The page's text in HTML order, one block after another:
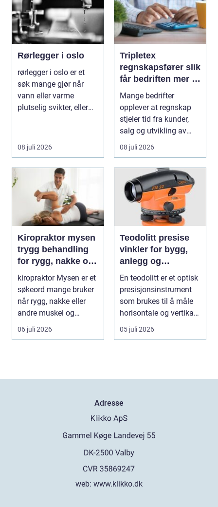
Rørlegger i oslo
rørlegger i oslo er et
søk mange gjør når
vann eller varme
plutselig svikter, eller
08 juli 2026
Tripletex
regnskapsfører slik
får bedriften mer ut
av regnskapet
Mange bedrifter
opplever at regnskap
stjeler tid fra kunder,
salg og utvikling av
virksomheten. Samt...
08 juli 2026
Kiropraktor mysen
trygg behandling
for rygg, nakke og
ledd
kiropraktor Mysen er et
søkeord mange bruker
når rygg, nakke eller
andre muskel og
leddplager begynn...
06 juli 2026
Teodolitt presise
vinkler for bygg,
anlegg og
kartlegging
En teodolitt er et optisk
presisjonsinstrument
som brukes til å måle
horisontale og vertikale
vinkle...
05 juli 2026
Adresse
web: www.klikko.dk